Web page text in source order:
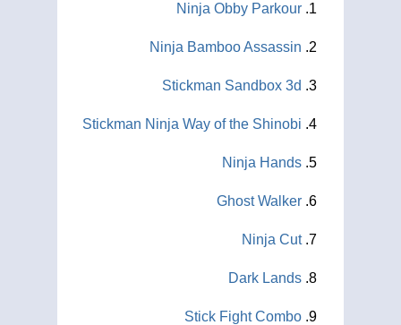
Ninja Obby Parkour
Ninja Bamboo Assassin
Stickman Sandbox 3d
Stickman Ninja Way of the Shinobi
Ninja Hands
Ghost Walker
Ninja Cut
Dark Lands
Stick Fight Combo